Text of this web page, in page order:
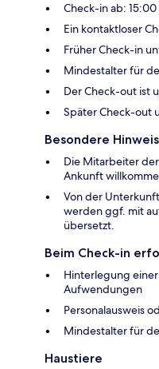
Check-in ab:
Ein kontaktloser
Früher Check-in
Mindestalter für
Der Check-out ist
Später Check-out
Besondere
Die Mitarbeiter
Ankunft
Von der
werden ggf. mit
übersetzt.
Beim Check-in
Hinterlegung
Aufwendungen
Personalausweis
Mindestalter für
Haustiere